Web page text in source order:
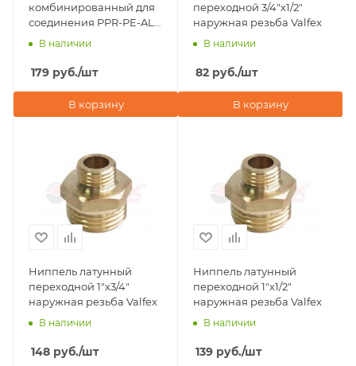
комбинированный для
соединения PPR-PE-AL-
PE труб 20х16 Valfex,
В наличии
179 руб./шт
В корзину
переходной 3/4"х1/2"
наружная резьба Valfex
В наличии
82 руб./шт
В корзину
Ниппель латунный
переходной 1"х3/4"
наружная резьба Valfex
В наличии
148 руб./шт
Ниппель латунный
переходной 1"х1/2"
наружная резьба Valfex
В наличии
139 руб./шт